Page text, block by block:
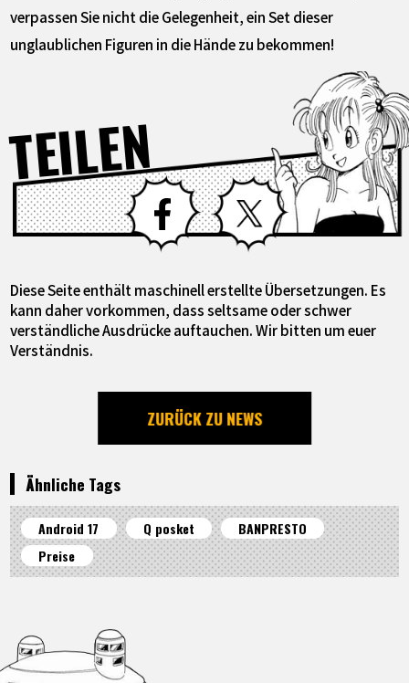
verpassen Sie nicht die Gelegenheit, ein Set dieser
unglaublichen Figuren in die Hände zu bekommen!
TEILEN Facebook X
Diese Seite enthält maschinell erstellte Übersetzungen. Es
kann daher vorkommen, dass seltsame oder schwer
verständliche Ausdrücke auftauchen. Wir bitten um euer
Verständnis.
ZURÜCK ZU NEWS
Ähnliche Tags
Android 17 Q posket
BANPRESTO
Preise